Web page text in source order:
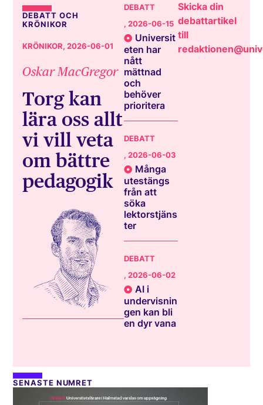
DEBATT OCH
KRÖNIKOR
KRÖNIKOR, 2026-06-01
Oskar MacGregor
Torg kan
lära oss allt
vi vill veta
om bättre
pedagogik
DEBATT
, 2026-06-15
Universit
eten har
nått
mättnad
och
behöver
prioritera
DEBATT
, 2026-06-03
Många
utestängs
från att
söka
lektorstjäns
ter
DEBATT
, 2026-06-02
AI i
undervisnin
gen kan bli
en dyr vana
Skicka din
debattartikel
till
SENASTE NUMRET